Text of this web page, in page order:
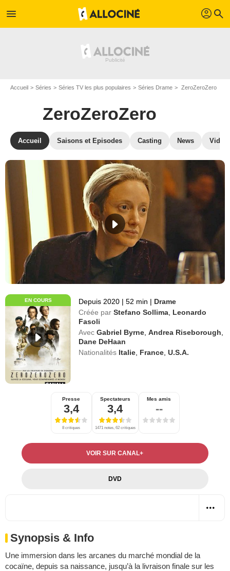
menu profil search
Accueil Séries Séries TV les plus populaires Séries Drame ZeroZeroZero
ZeroZeroZero
Accueil Saisons et Episodes Casting News
EN COURS Depuis 2020 | 52 min | Drame
Créée par Stefano Sollima Leonardo
Fasoli
Avec Gabriel Byrne ,Andrea Riseborough
Dane DeHaan
Nationalités Italie France ,U.S.A.
Presse
3,4
8 critiques
Spectateurs
3,4
1471 notes, 62 critiques
Mes amis
--
VOIR SUR CANAL+
DVD
Synopsis & Info
Une immersion dans les arcanes du marché mondial de la
cocaïne, depuis sa naissance, jusqu’à la livraison finale sur les